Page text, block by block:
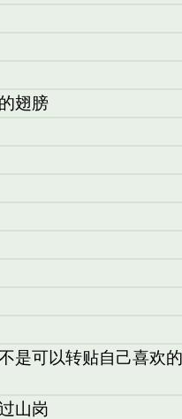
翅膀
是可以转贴自己喜欢
山岗